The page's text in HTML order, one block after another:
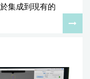
集成到現有的